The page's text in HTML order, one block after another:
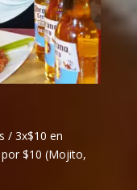
/ 3x$10 en
$10 (Mojito,